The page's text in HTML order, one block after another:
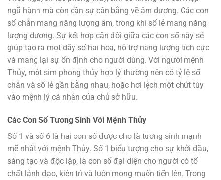
ngũ hành mà còn cần sự cân bằng về âm dương. Các con
số chẵn mang năng lượng âm, trong khi số lẻ mang năng
lượng dương. Sự kết hợp cân đối giữa các con số này sẽ
giúp tạo ra một dãy số hài hòa, hỗ trợ năng lượng tích cực
và mang lại sự ổn định cho người dùng. Với người mệnh
Thủy, một sim phong thủy hợp lý thường nên có tỷ lệ số
chẵn và số lẻ gần bằng nhau, hoặc hơi lệch một chút tùy
vào mệnh lý cá nhân của chủ sở hữu.
Các Con Số Tương Sinh Với Mệnh Thủy
Số 1 và số 6 là hai con số được cho là tương sinh mạnh
mẽ nhất với mệnh Thủy. Số 1 biểu tượng cho sự khởi đầu,
sáng tạo và độc lập, là con số đại diện cho người có tố
chất lãnh đạo, kiên trì và luôn mong muốn tiến lên. Trong